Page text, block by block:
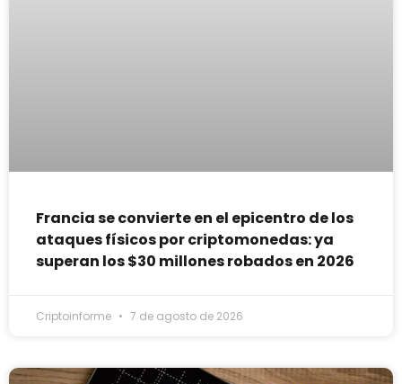
Francia se convierte en el epicentro de los
ataques físicos por criptomonedas: ya
superan los $30 millones robados en 2026
Criptoinforme 7 de agosto de 2026